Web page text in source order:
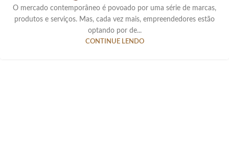
O mercado contemporâneo é povoado por uma série de marcas,
produtos e serviços. Mas, cada vez mais, empreendedores estão
optando por de...
CONTINUE LENDO